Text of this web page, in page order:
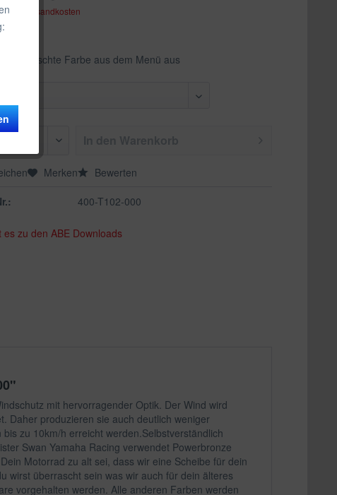
zzgl. Versandkosten
gewünschte Farbe aus dem Menü aus
Merken Bewerten
400-T102-000
es zu den ABE Downloads
mit hervorragender Optik. Der Wind wird
Daher produzieren sie auch deutlich weniger
zu 10km/h erreicht werden.Selbstverständlich
Swan Yamaha Racing verwendet Powerbronze
Motorrad zu alt sei, dass wir eine Scheibe für dein
wirst überrascht sein was wir auch für dein älteres
vorgehalten werden. Alle anderen Farben werden